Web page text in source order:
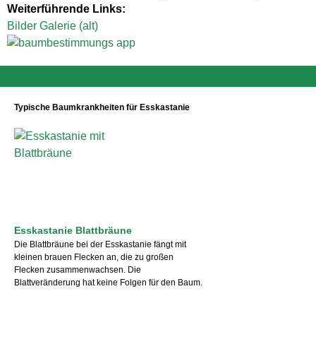
Weiterführende Links:
Bilder Galerie (alt)
Typische Baumkrankheiten für Esskastanie
Esskastanie Blattbräune
Die Blattbräune bei der Esskastanie fängt mit
kleinen brauen Flecken an, die zu großen
Flecken zusammenwachsen. Die
Blattveränderung hat keine Folgen für den Baum.